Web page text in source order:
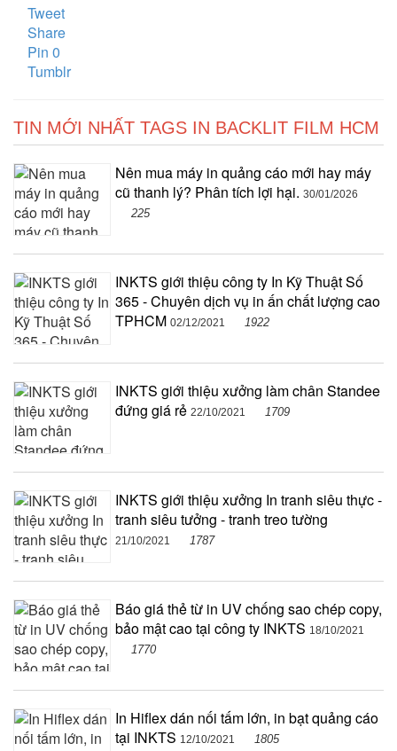
Tweet
Share
Pin 0
Tumblr
TIN MỚI NHẤT TAGS IN BACKLIT FILM HCM
Nên mua máy in quảng cáo mới hay máy
cũ thanh lý? Phân tích lợi hại. 30/01/2026
225
INKTS giới thiệu công ty In Kỹ Thuật Số
365 - Chuyên dịch vụ in ấn chất lượng cao
TPHCM 02/12/2021 1922
INKTS giới thiệu xưởng làm chân Standee
đứng giá rẻ 22/10/2021 1709
INKTS giới thiệu xưởng In tranh siêu thực -
tranh siêu tưởng - tranh treo tường
21/10/2021 1787
Báo giá thẻ từ in UV chống sao chép copy,
bảo mật cao tại công ty INKTS 18/10/2021
1770
In Hiflex dán nối tấm lớn, in bạt quảng cáo
tại INKTS 12/10/2021 1805